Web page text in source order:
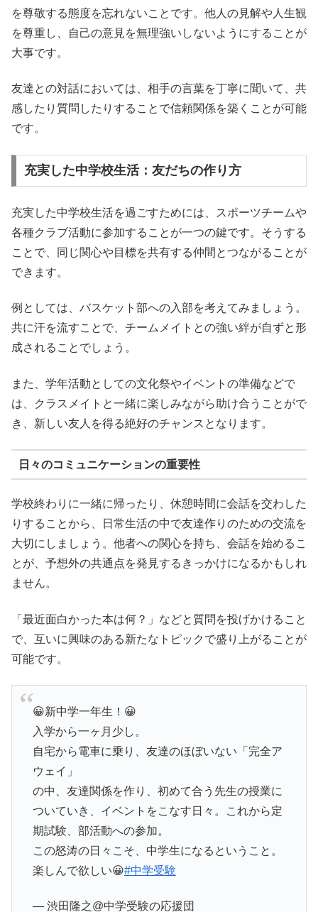
を尊敬する態度を忘れないことです。他人の見解や人生観
を尊重し、自己の意見を無理強いしないようにすることが
大事です。
友達との対話においては、相手の言葉を丁寧に聞いて、共
感したり質問したりすることで信頼関係を築くことが可能
です。
充実した中学校生活：友だちの作り方
充実した中学校生活を過ごすためには、スポーツチームや
各種クラブ活動に参加することが一つの鍵です。そうする
ことで、同じ関心や目標を共有する仲間とつながることが
できます。
例としては、バスケット部への入部を考えてみましょう。
共に汗を流すことで、チームメイトとの強い絆が自ずと形
成されることでしょう。
また、学年活動としての文化祭やイベントの準備などで
は、クラスメイトと一緒に楽しみながら助け合うことがで
き、新しい友人を得る絶好のチャンスとなります。
日々のコミュニケーションの重要性
学校終わりに一緒に帰ったり、休憩時間に会話を交わした
りすることから、日常生活の中で友達作りのための交流を
大切にしましょう。他者への関心を持ち、会話を始めるこ
とが、予想外の共通点を発見するきっかけになるかもしれ
ません。
「最近面白かった本は何？」などと質問を投げかけること
で、互いに興味のある新たなトピックで盛り上がることが
可能です。
😀新中学一年生！😀
入学から一ヶ月少し。
自宅から電車に乗り、友達のほぼいない「完全ア
ウェイ」
の中、友達関係を作り、初めて合う先生の授業に
ついていき、イベントをこなす日々。これから定
期試験、部活動への参加。
この怒涛の日々こそ、中学生になるということ。
楽しんで欲しい😀#中学受験
— 渋田隆之@中学受験の応援団